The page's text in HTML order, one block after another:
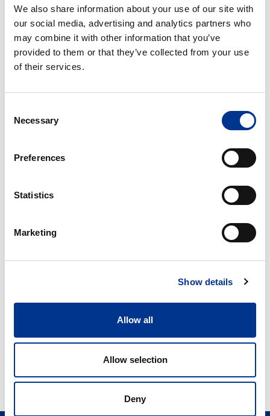
We also share information about your use of our site with
our social media, advertising and analytics partners who
may combine it with other information that you’ve
provided to them or that they’ve collected from your use
of their services.
Selection
Necessary
Preferences
Statistics
Marketing
Show details
Allow all
Allow selection
Deny